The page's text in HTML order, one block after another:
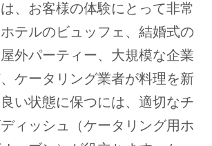
、お客様の体験にとって非常
テルのビュッフェ、結婚式の
外パーティー、大規模な企業
ケータリング業者が料理を新
い状態に保つには、適切なチ
ィッシュ（ケータリング用ホ